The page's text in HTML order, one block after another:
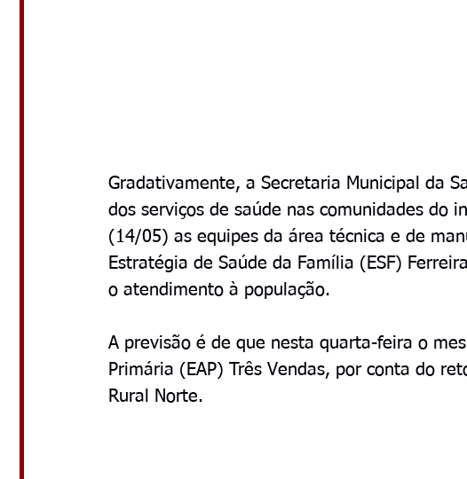
Gradativamente, a Secretaria Municipal da
dos serviços de saúde nas comunidades do
(14/05) as equipes da área técnica e de
Estratégia de Saúde da Família (ESF)
o atendimento à população.
A previsão é de que nesta quarta-feira o
Primária (EAP) Três Vendas, por conta do
Rural Norte.